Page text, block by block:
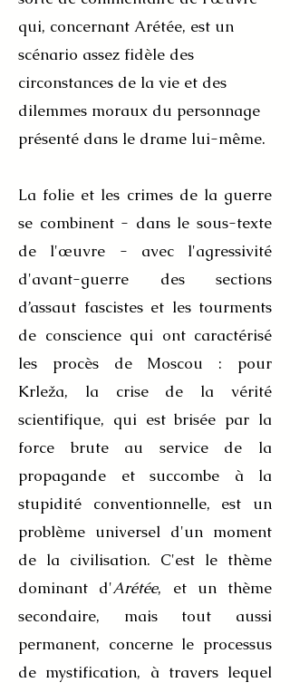
qui, concernant Arétée, est un
scénario assez fidèle des
circonstances de la vie et des
dilemmes moraux du personnage
présenté dans le drame lui-même.
La folie et les crimes de la guerre
se combinent - dans le sous-texte
de l'œuvre - avec l'agressivité
d'avant-guerre des sections
d’assaut fascistes et les tourments
de conscience qui ont caractérisé
les procès de Moscou : pour
Krleža, la crise de la vérité
scientifique, qui est brisée par la
force brute au service de la
propagande et succombe à la
stupidité conventionnelle, est un
problème universel d'un moment
de la civilisation. C'est le thème
dominant d'Arétée, et un thème
secondaire, mais tout aussi
permanent, concerne le processus
de mystification, à travers lequel